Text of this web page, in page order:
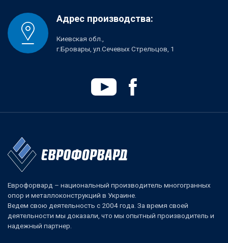
Адрес производства:
Киевская обл.,
г.Бровары, ул.Сечевых Стрельцов, 1
Еврофорвард – национальный производитель многогранных
опор и металлоконструкций в Украине.
Ведем свою деятельность с 2004 года. За время своей
деятельности мы доказали, что мы опытный производитель и
надежный партнер.